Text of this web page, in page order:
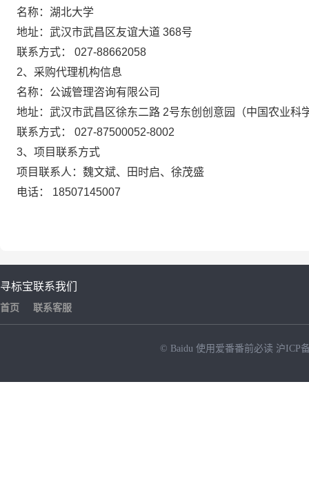
名称：湖北大学
地址：武汉市武昌区友谊大道 368号
联系方式： 027-88662058
2、采购代理机构信息
名称：公诚管理咨询有限公司
地址：武汉市武昌区徐东二路 2号东创创意园（中国农业科
联系方式： 027-87500052-8002
3、项目联系方式
项目联系人：魏文斌、田时启、徐茂盛
电话： 18507145007
寻标宝
首页
联系我们
联系客服
© Baidu 使用爱番番前必读 沪ICP